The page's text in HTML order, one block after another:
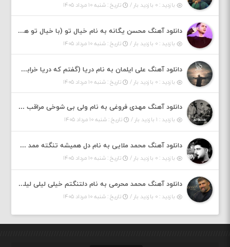
بازدید : ۰ بازدید بار / تاریخ : شنبه ۱۰ مرداد ۱۴۰۵
دانلود آهنگ محسن یگانه به نام خیال تو (با خیال تو هنوزم مثل هر روز و همیشه ریمیکس)
بازدید : ۰ بازدید بار / تاریخ : شنبه ۱۰ مرداد ۱۴۰۵
دانلود آهنگ علی ایلمان به نام دریا (گفتم که دریا خرابه نمه بارونه لب شط و نبین)
بازدید : ۰ بازدید بار / تاریخ : شنبه ۱۰ مرداد ۱۴۰۵
دانلود آهنگ مهدی فروغی به نام ولی بی شوخی مراقب من باش
بازدید : ۱ بازدید بار / تاریخ : شنبه ۱۰ مرداد ۱۴۰۵
دانلود آهنگ محمد ملایی به نام دل همیشه تنگته ممد کله ونگته
بازدید : ۰ بازدید بار / تاریخ : شنبه ۱۰ مرداد ۱۴۰۵
دانلود آهنگ محمد محرمی به نام دلتنگتم خیلی لیلی لیلی لیلی تو که نباشی پیش من به زندگی میلی
بازدید : ۰ بازدید بار / تاریخ : شنبه ۱۰ مرداد ۱۴۰۵